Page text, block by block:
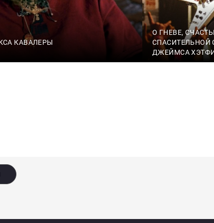
КАВАЛЕРЫ
О ГНЕВЕ,
СПАСИТЕЛЬНОЙ
ДЖЕЙМСА